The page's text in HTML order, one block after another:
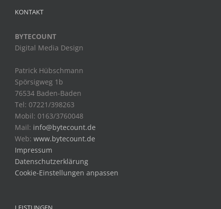
KONTAKT
BYTECOUNT
Digital Media Design
Patrick Hübschmann
Spörsigweg 1b
76534 Baden-Baden
Tel: 07221/398263
Mobil: 0163/3760048
Mail: info@bytecount.de
Web: www.bytecount.de
Impressum
Datenschutzerklärung
Cookie-Einstellungen anpassen